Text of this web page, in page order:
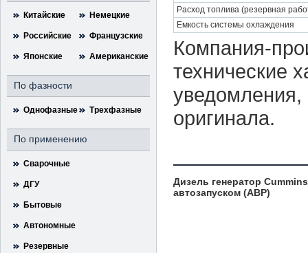
Китайские Немецкие
Российские Французские
Японские Американские
По фазности
Однофазные Трехфазные
По применению
Сварочные
ДГУ
Бытовые
Автономные
Резервные
Pасход топлива (резервная
Емкость системы охлаждения
Компания-
технические
уведомления,
оригинала.
Дизель генератор
автозапуском (АВР)